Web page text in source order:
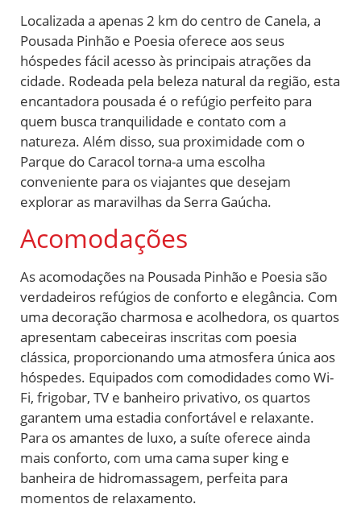
Localizada a apenas 2 km do centro de Canela, a
Pousada Pinhão e Poesia oferece aos seus
hóspedes fácil acesso às principais atrações da
cidade. Rodeada pela beleza natural da região, esta
encantadora pousada é o refúgio perfeito para
quem busca tranquilidade e contato com a
natureza. Além disso, sua proximidade com o
Parque do Caracol torna-a uma escolha
conveniente para os viajantes que desejam
explorar as maravilhas da Serra Gaúcha.
Acomodações
As acomodações na Pousada Pinhão e Poesia são
verdadeiros refúgios de conforto e elegância. Com
uma decoração charmosa e acolhedora, os quartos
apresentam cabeceiras inscritas com poesia
clássica, proporcionando uma atmosfera única aos
hóspedes. Equipados com comodidades como Wi-
Fi, frigobar, TV e banheiro privativo, os quartos
garantem uma estadia confortável e relaxante.
Para os amantes de luxo, a suíte oferece ainda
mais conforto, com uma cama super king e
banheira de hidromassagem, perfeita para
momentos de relaxamento.